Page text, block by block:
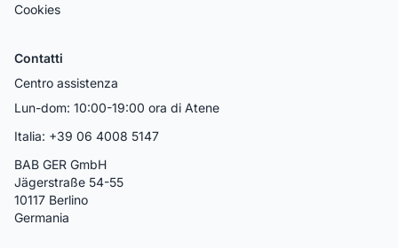
Cookies
Contatti
Centro assistenza
Lun-dom: 10:00-19:00 ora di Atene
Italia: +39 06 4008 5147
BAB GER GmbH
Jägerstraße 54-55
10117 Berlino
Germania